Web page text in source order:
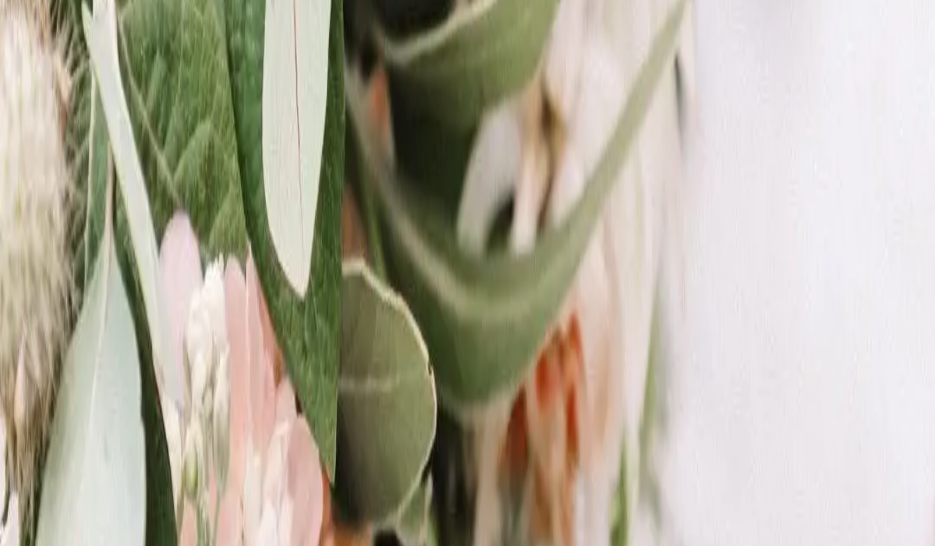
Meridian Hotel & Spa
Über das Hotel Zimmer Galerie Kitesurfen & Windsurfen
Nachhaltigkeit
SPA / Wellness
Über das SPA SPA-Menü Wellness Fitness
Über das RestaurantSpeisekarte Getränkekarte
KonferenzraumFirmenmeetingsHochzeiten Private Feiern
Orte in der Nähe Natur
Aktivitäten
58 674 19 01